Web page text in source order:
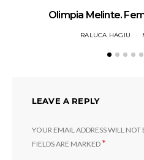
Olimpia Melinte.
RALUCA HAGIU
LEAVE A REPLY
YOUR EMAIL ADDRESS WILL NOT
FIELDS ARE MARKED*